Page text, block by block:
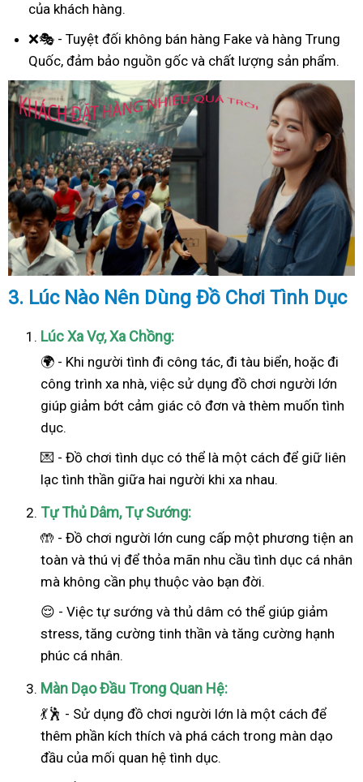
của khách hàng.
❌🎭 - Tuyệt đối không bán hàng Fake và hàng Trung
Quốc, đảm bảo nguồn gốc và chất lượng sản phẩm.
3. Lúc Nào Nên Dùng Đồ Chơi Tình Dục
Lúc Xa Vợ, Xa Chồng:
🌍 - Khi người tình đi công tác, đi tàu biển, hoặc đi
công trình xa nhà, việc sử dụng đồ chơi người lớn
giúp giảm bớt cảm giác cô đơn và thèm muốn tình
dục.
💌 - Đồ chơi tình dục có thể là một cách để giữ liên
lạc tình thần giữa hai người khi xa nhau.
Tự Thủ Dâm, Tự Sướng:
🤲 - Đồ chơi người lớn cung cấp một phương tiện an
toàn và thú vị để thỏa mãn nhu cầu tình dục cá nhân
mà không cần phụ thuộc vào bạn đời.
😌 - Việc tự sướng và thủ dâm có thể giúp giảm
stress, tăng cường tinh thần và tăng cường hạnh
phúc cá nhân.
Màn Dạo Đầu Trong Quan Hệ:
💃🕺 - Sử dụng đồ chơi người lớn là một cách để
thêm phần kích thích và phá cách trong màn dạo
đầu của mối quan hệ tình dục.